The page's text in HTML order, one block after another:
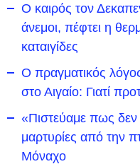
Ο καιρός τον
άνεμοι, πέφτει η
καταιγίδες
Ο πραγματικός
στο Αιγαίο: Γιατί
«Πιστεύαμε πως
μαρτυρίες από την
Μόναχο